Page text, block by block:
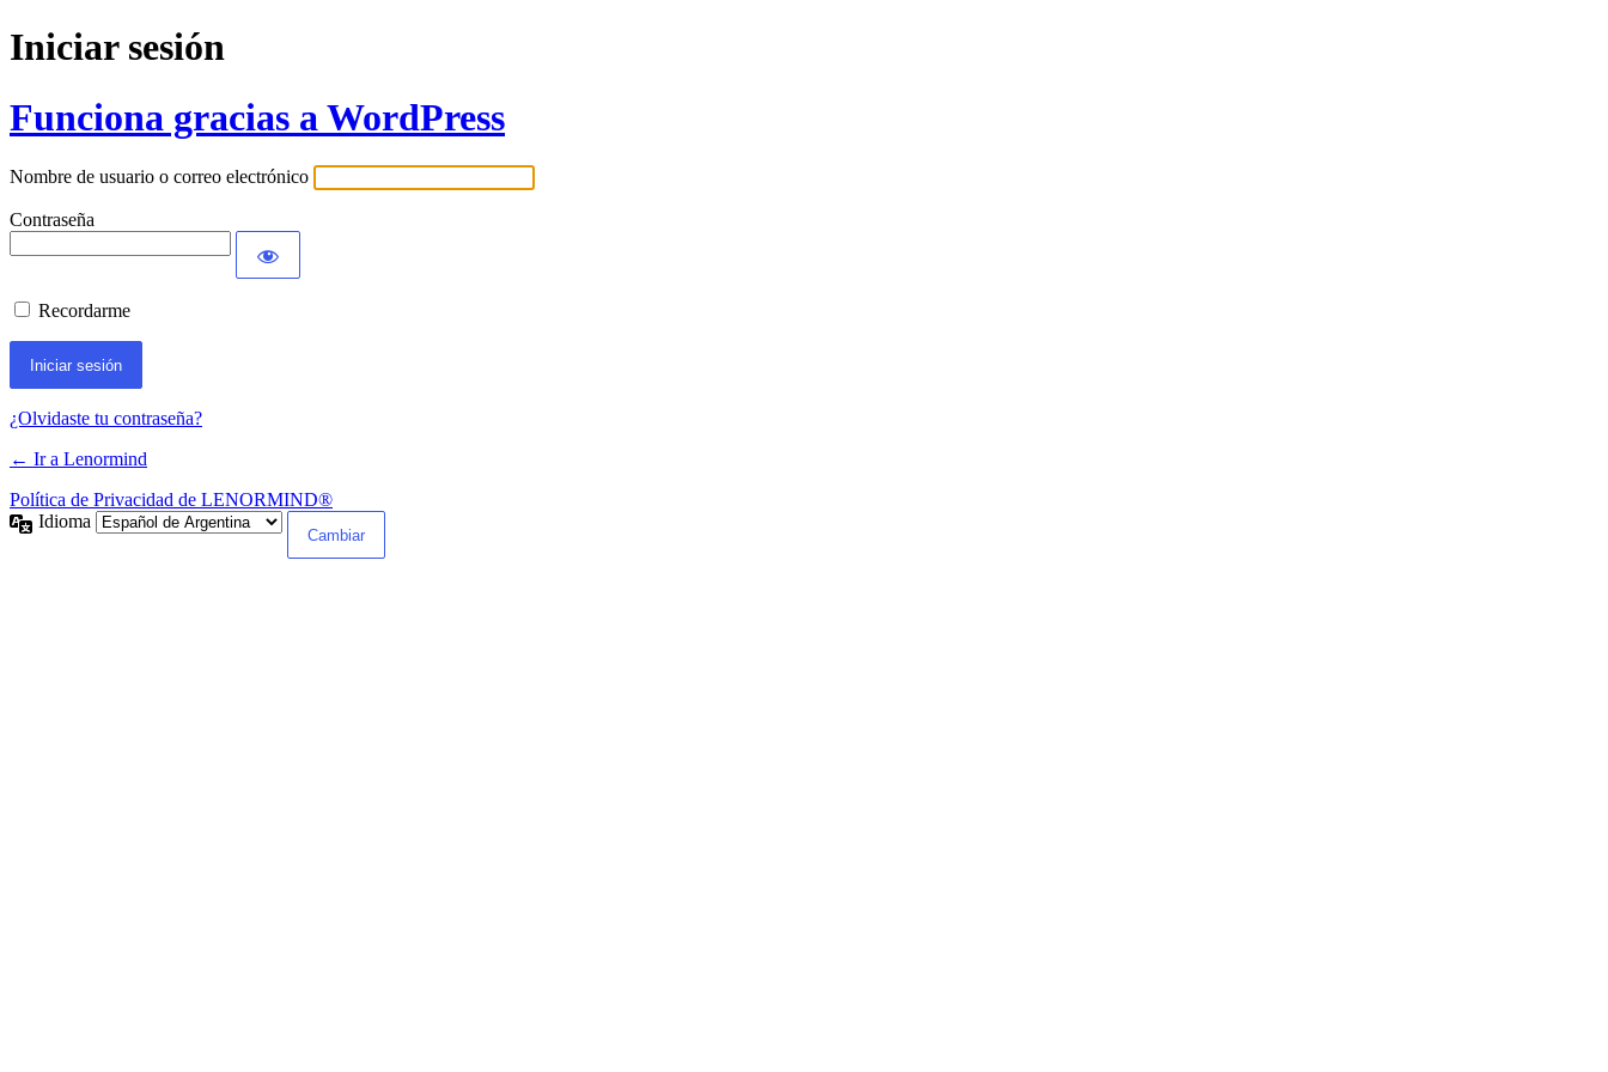
Iniciar sesión
Funciona gracias a WordPress
Nombre de usuario o correo electrónico
Contraseña
Recordarme
¿Olvidaste tu contraseña?
← Ir a Lenormind
Política de Privacidad de LENORMIND®
Idioma